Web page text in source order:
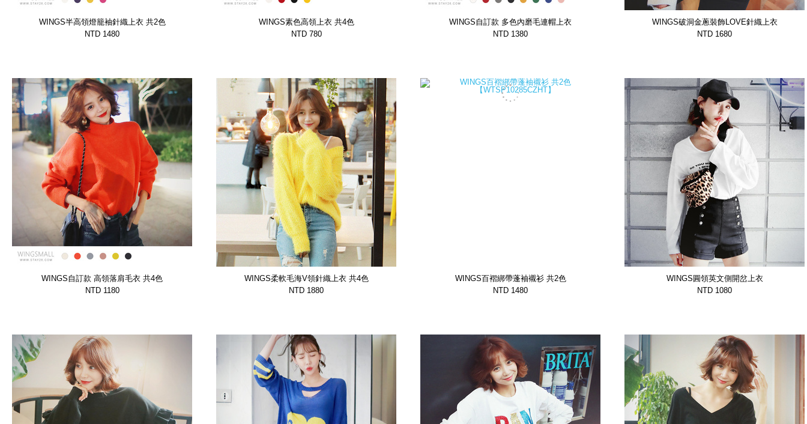
WINGS半高領燈籠袖針織上衣 共2色
【WTSP12659DDOX】
NTD 1480
WINGS素色高領上衣 共4色
【GTSP12653BVRV】
NTD 780
WINGS自訂款 多色內磨毛連帽上衣
共8色【WTSP12611DDNB】
NTD 1380
WINGS破洞金蔥裝飾LOVE針織上衣
【GTSP12604BVPQ】
NTD 1680
WINGS自訂款 高領落肩毛衣 共4色
【WTSP12564DDLV】
NTD 1180
WINGS柔軟毛海V領針織上衣 共4色
【WTSP9754CYLU】
NTD 1880
WINGS百褶綁帶蓬袖襯衫 共2色
【WTSP10285CZHT】
NTD 1480
WINGS圓領英文側開岔上衣
【GTSP12069BUVS】
NTD 1080